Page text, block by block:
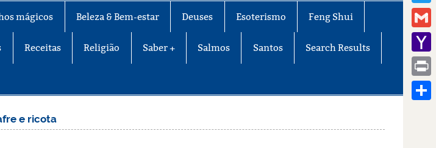
mágicos Beleza & Bem-estar Deuses Esoterismo Feng Shui
Receitas Religião Saber + Salmos Santos Search Results
e ricota
Gmail
Mail
Print